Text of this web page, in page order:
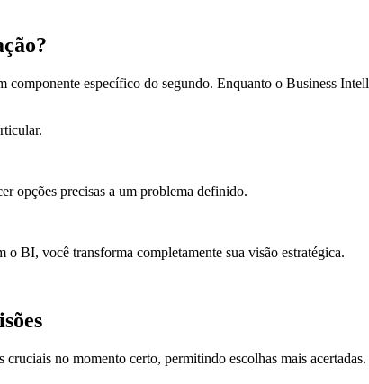
específico do segundo. Enquanto o Business
opções precisas a um problema definido.
BI, você transforma completamente sua visão estratégica.
no momento certo, permitindo escolhas mais acertadas.